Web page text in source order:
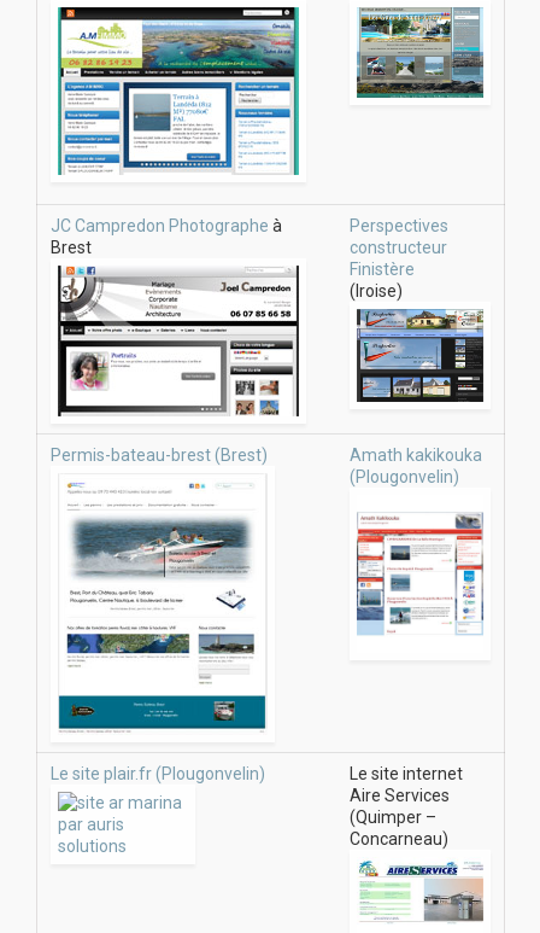
JC Campredon Photographe à
Brest
Perspectives
constructeur
Finistère
(Iroise)
Permis-bateau-brest (Brest)
Amath kakikouka
(Plougonvelin)
Le site plair.fr (Plougonvelin)
Le site internet
Aire Services
(Quimper –
Concarneau)